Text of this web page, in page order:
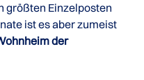
größten Einzelposten
ist es aber zumeist
der